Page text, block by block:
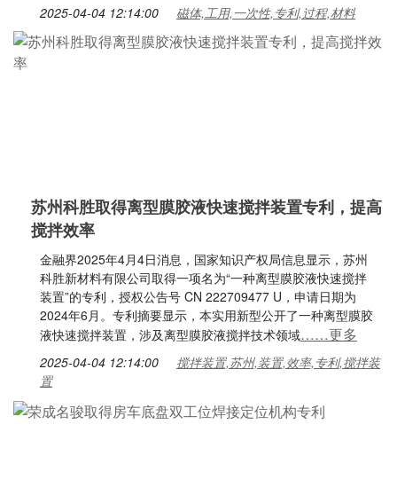
2025-04-04 12:14:00 磁体,工用,一次性,专利,过程,材料
苏州科胜取得离型膜胶液快速搅拌装置专利，提高
搅拌效率
金融界2025年4月4日消息，国家知识产权局信息显示，苏州
科胜新材料有限公司取得一项名为“一种离型膜胶液快速搅拌
装置”的专利，授权公告号 CN 222709477 U，申请日期为
2024年6月。专利摘要显示，本实用新型公开了一种离型膜胶
液快速搅拌装置，涉及离型膜胶液搅拌技术领域……更多
2025-04-04 12:14:00
搅拌装置,苏州,装置,效率,专利,搅拌装
置